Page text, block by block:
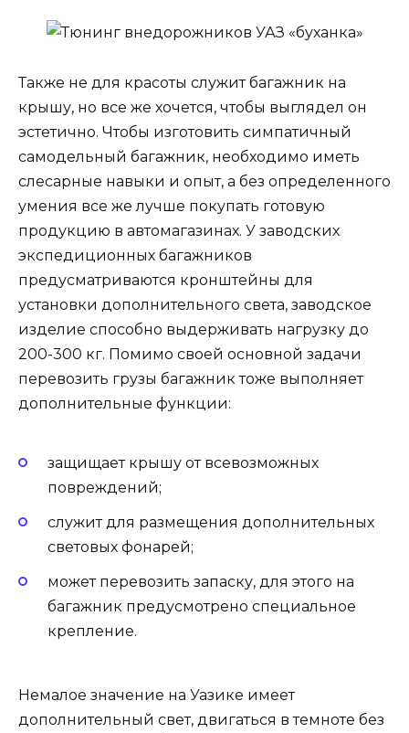
Также не для красоты служит багажник на
крышу, но все же хочется, чтобы выглядел он
эстетично. Чтобы изготовить симпатичный
самодельный багажник, необходимо иметь
слесарные навыки и опыт, а без определенного
умения все же лучше покупать готовую
продукцию в автомагазинах. У заводских
экспедиционных багажников
предусматриваются кронштейны для
установки дополнительного света, заводское
изделие способно выдерживать нагрузку до
200-300 кг. Помимо своей основной задачи
перевозить грузы багажник тоже выполняет
дополнительные функции:
защищает крышу от всевозможных
повреждений;
служит для размещения дополнительных
световых фонарей;
может перевозить запаску, для этого на
багажник предусмотрено специальное
крепление.
Немалое значение на Уазике имеет
дополнительный свет, двигаться в темноте без